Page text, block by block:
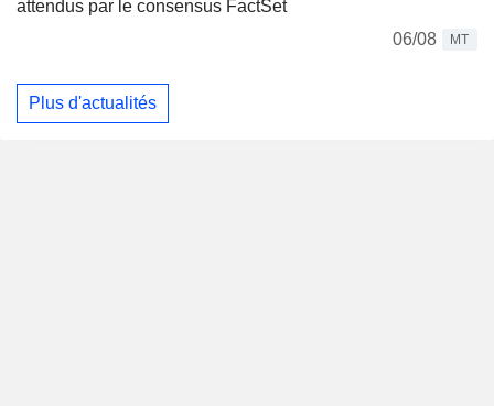
attendus par le consensus FactSet
06/08
MT
Plus d'actualités